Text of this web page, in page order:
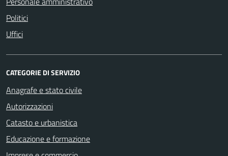
Politici
Uffici
CATEGORIE DI SERVIZIO
Anagrafe e stato civile
Autorizzazioni
Catasto e urbanistica
Educazione e formazione